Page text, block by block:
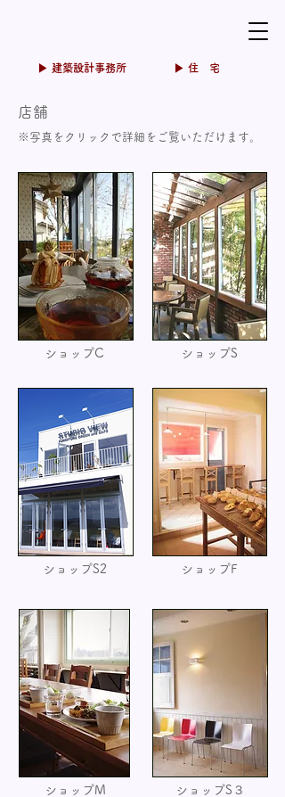
▶ 建築設計事務所 ▶ 住 宅
店舗
※写真をクリックで詳細をご覧いただけます。
ショップC
ショップS2
ショップM
ショップS
ショップF
ショップS３